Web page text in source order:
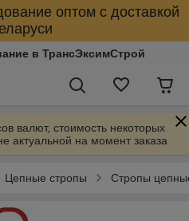
оптом с доставкой
в ТрансЭксимСтрой
валют, стоимость некоторых
актуальной на момент заказа
Цепные стропы Стропы